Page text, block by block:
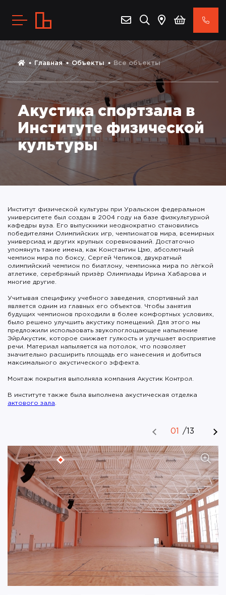
Главная Объекты Все объекты
Акустика спортзала в
Институте физической
культуры
Институт физической культуры при Уральском федеральном
университете был создан в 2004 году на базе физкультурной
кафедры вуза. Его выпускники неоднократно становились
победителями Олимпийских игр, чемпионатов мира, всемирных
универсиад и других крупных соревнований. Достаточно
упомянуть такие имена, как Константин Цзю, абсолютный
чемпион мира по боксу, Сергей Чепиков, двукратный
олимпийский чемпион по биатлону, чемпионка мира по лёгкой
атлетике, серебряный призёр Олимпиады Ирина Хабарова и
многие другие.
Учитывая специфику учебного заведения, спортивный зал
является одним из главных его объектов. Чтобы занятия
будущих чемпионов проходили в более комфортных условиях,
было решено улучшить акустику помещений. Для этого мы
предложили использовать звукопоглощающее напыление
ЭйрАкустик, которое снижает гулкость и улучшает восприятие
речи. Материал напыляется на потолок, что позволяет
значительно расширить площадь его нанесения и добиться
максимального акустического эффекта.
Монтаж покрытия выполняла компания Акустик Контрол.
В институте также была выполнена акустическая отделка
актового зала
01 / 13